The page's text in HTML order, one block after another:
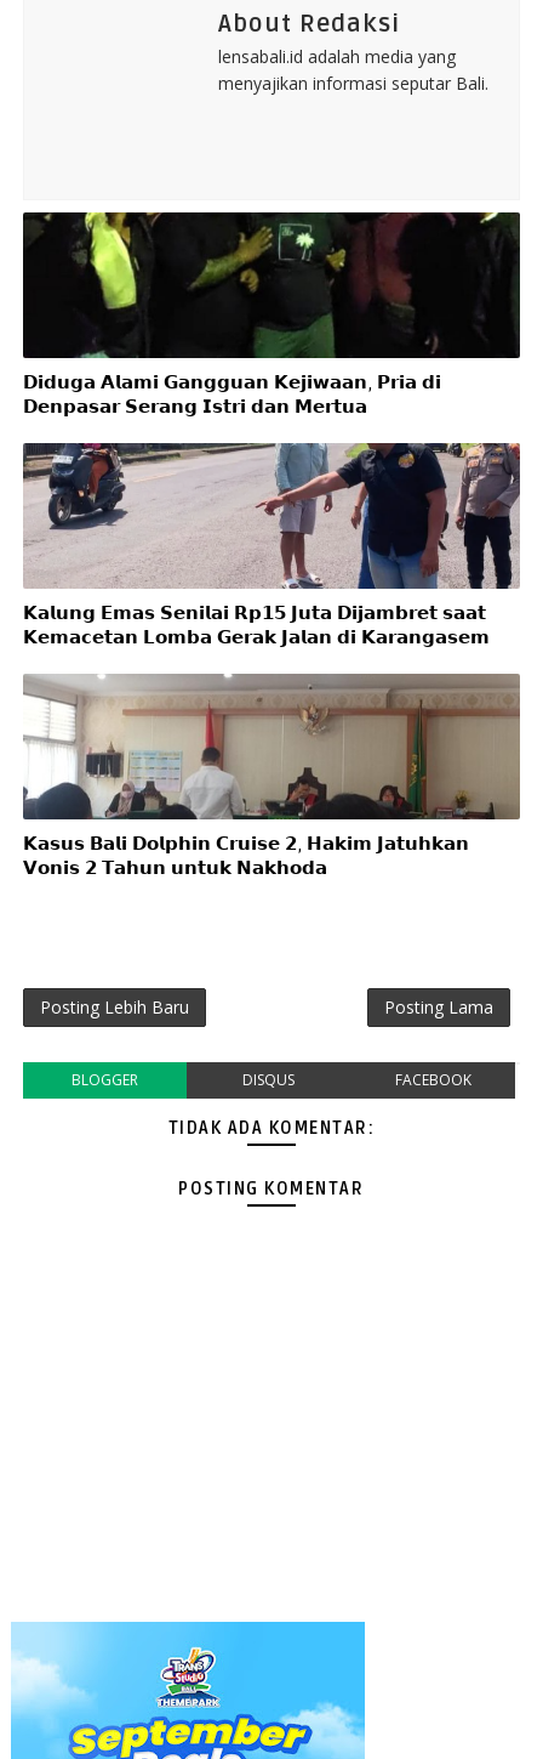
About Redaksi
lensabali.id adalah media yang
menyajikan informasi seputar Bali.
𝗗𝗶𝗱𝘂𝗴𝗮 𝗔𝗹𝗮𝗺𝗶 𝗚𝗮𝗻𝗴𝗴𝘂𝗮𝗻 𝗞𝗲𝗷𝗶𝘄𝗮𝗮𝗻, 𝗣𝗿𝗶𝗮 𝗱𝗶
𝗗𝗲𝗻𝗽𝗮𝘀𝗮𝗿 𝗦𝗲𝗿𝗮𝗻𝗴 𝗜𝘀𝘁𝗿𝗶 𝗱𝗮𝗻 𝗠𝗲𝗿𝘁𝘂𝗮
𝗞𝗮𝗹𝘂𝗻𝗴 𝗘𝗺𝗮𝘀 𝗦𝗲𝗻𝗶𝗹𝗮𝗶 𝗥𝗽𝟭𝟱 𝗝𝘂𝘁𝗮 𝗗𝗶𝗷𝗮𝗺𝗯𝗿𝗲𝘁 𝘀𝗮𝗮𝘁
𝗞𝗲𝗺𝗮𝗰𝗲𝘁𝗮𝗻 𝗟𝗼𝗺𝗯𝗮 𝗚𝗲𝗿𝗮𝗸 𝗝𝗮𝗹𝗮𝗻 𝗱𝗶 𝗞𝗮𝗿𝗮𝗻𝗴𝗮𝘀𝗲𝗺
𝗞𝗮𝘀𝘂𝘀 𝗕𝗮𝗹𝗶 𝗗𝗼𝗹𝗽𝗵𝗶𝗻 𝗖𝗿𝘂𝗶𝘀𝗲 𝟮, 𝗛𝗮𝗸𝗶𝗺 𝗝𝗮𝘁𝘂𝗵𝗸𝗮𝗻
𝗩𝗼𝗻𝗶𝘀 𝟮 𝗧𝗮𝗵𝘂𝗻 𝘂𝗻𝘁𝘂𝗸 𝗡𝗮𝗸𝗵𝗼𝗱𝗮
Posting Lebih Baru Posting Lama
BLOGGER DISQUS FACEBOOK
TIDAK ADA KOMENTAR:
POSTING KOMENTAR